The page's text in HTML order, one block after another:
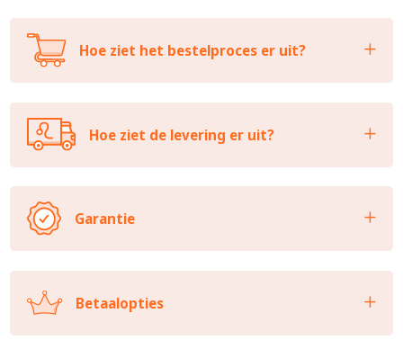
Hoe ziet het bestelproces er uit?
Hoe ziet de levering er uit?
Garantie
Betaalopties